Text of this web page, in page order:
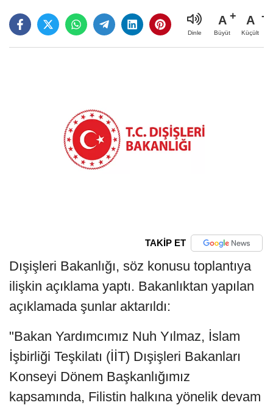
Dinle
A
Büyüt
A
Küçült
TAKİP ET
Dışişleri Bakanlığı, söz konusu toplantıya
ilişkin açıklama yaptı. Bakanlıktan yapılan
açıklamada şunlar aktarıldı:
"Bakan Yardımcımız Nuh Yılmaz, İslam
İşbirliği Teşkilatı (İİT) Dışişleri Bakanları
Konseyi Dönem Başkanlığımız
kapsamında, Filistin halkına yönelik devam